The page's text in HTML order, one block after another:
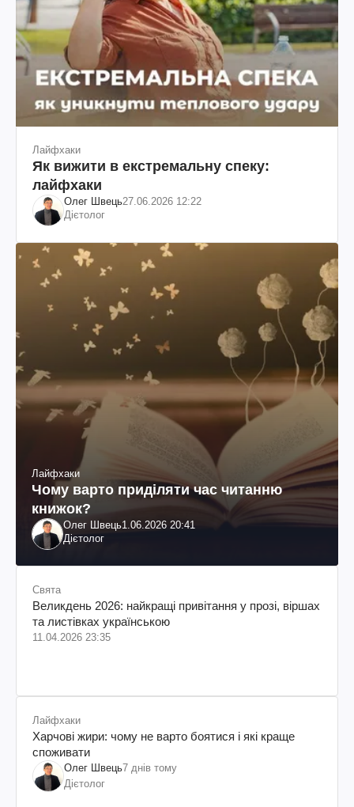
Лайфхаки
Як вижити в екстремальну спеку:
лайфхаки
Олег Швець27.06.2026 12:22
Дієтолог
Лайфхаки
Чому варто приділяти час читанню
книжок?
Олег Швець1.06.2026 20:41
Дієтолог
Свята
Великдень 2026: найкращі привітання у прозі, віршах
та листівках українською
11.04.2026 23:35
Лайфхаки
Харчові жири: чому не варто боятися і які краще
споживати
Олег Швець7 днів тому
Дієтолог